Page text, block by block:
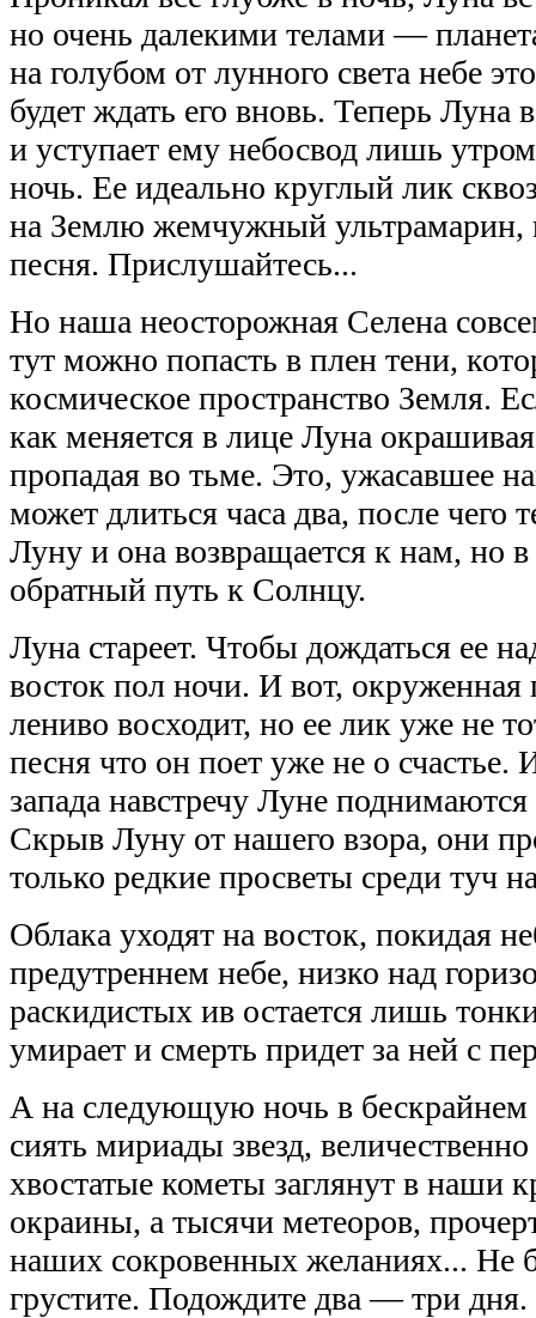
но очень далекими телами —
на голубом от лунного света небе
будет ждать его вновь. Теперь Луна
и уступает ему небосвод лишь
ночь. Ее идеально круглый лик
на Землю жемчужный ультрамарин,
песня. Прислушайтесь...
Но наша неосторожная Селена
тут можно попасть в плен тени,
космическое пространство Земля.
как меняется в лице Луна
пропадая во тьме. Это, ужасавшее
может длиться часа два, после чего
Луну и она возвращается к нам, но в
обратный путь к Солнцу.
Луна стареет. Чтобы дождаться ее
восток пол ночи. И вот,
лениво восходит, но ее лик уже не
песня что он поет уже не о
запада навстречу Луне
Скрыв Луну от нашего взора, они
только редкие просветы среди туч
Облака уходят на восток, покидая
предутреннем небе, низко над
раскидистых ив остается лишь
умирает и смерть придет за ней с
А на следующую ночь в бескрайнем
сиять мириады звезд,
хвостатые кометы заглянут в наши
окраины, а тысячи метеоров,
наших сокровенных желаниях... Не
грустите. Подождите два — три